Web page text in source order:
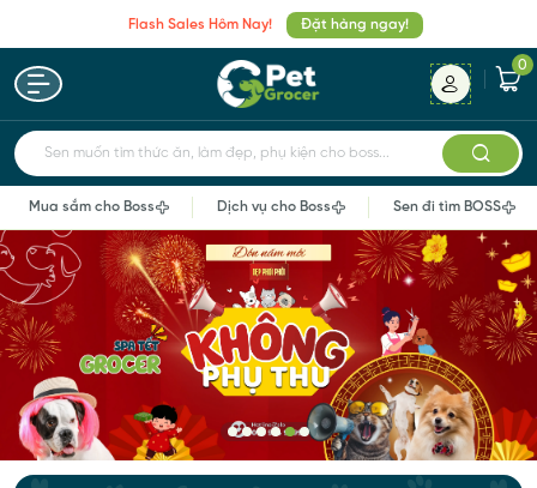
Flash Sales Hôm Nay! Đặt hàng ngay!
0
Sen muốn tìm thức ăn, làm đẹp, phụ kiện cho boss...
Mua sắm cho Boss Dịch vụ cho Boss Sen đi tìm BOSS